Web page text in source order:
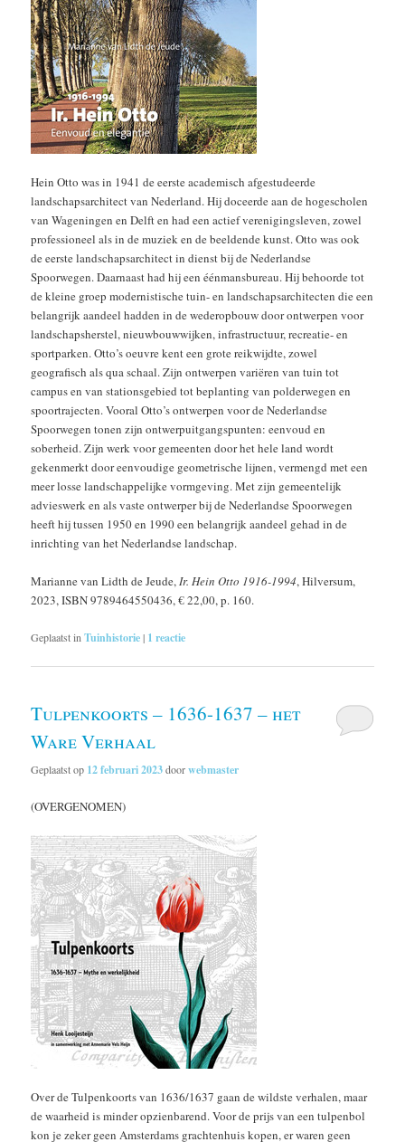
Hein Otto was in 1941 de eerste academisch afgestudeerde
landschapsarchitect van Nederland. Hij doceerde aan de hogescholen
van Wageningen en Delft en had een actief verenigingsleven, zowel
professioneel als in de muziek en de beeldende kunst. Otto was ook
de eerste landschapsarchitect in dienst bij de Nederlandse
Spoorwegen. Daarnaast had hij een éénmansbureau. Hij behoorde tot
de kleine groep modernistische tuin- en landschapsarchitecten die een
belangrijk aandeel hadden in de wederopbouw door ontwerpen voor
landschapsherstel, nieuwbouwwijken, infrastructuur, recreatie- en
sportparken. Otto’s oeuvre kent een grote reikwijdte, zowel
geografisch als qua schaal. Zijn ontwerpen variëren van tuin tot
campus en van stationsgebied tot beplanting van polderwegen en
spoortrajecten. Vooral Otto’s ontwerpen voor de Nederlandse
Spoorwegen tonen zijn ontwerpuitgangspunten: eenvoud en
soberheid. Zijn werk voor gemeenten door het hele land wordt
gekenmerkt door eenvoudige geometrische lijnen, vermengd met een
meer losse landschappelijke vormgeving. Met zijn gemeentelijk
advieswerk en als vaste ontwerper bij de Nederlandse Spoorwegen
heeft hij tussen 1950 en 1990 een belangrijk aandeel gehad in de
inrichting van het Nederlandse landschap.
Marianne van Lidth de Jeude,Ir. Hein Otto 1916-1994, Hilversum,
2023, ISBN 9789464550436,€ 22,00, p. 160.
Geplaatst inTuinhistorie| 1 reactie
Tulpenkoorts – 1636-1637 – het
Ware Verhaal
Geplaatst op 12 februari 2023doorwebmaster
(OVERGENOMEN)
Over de Tulpenkoorts van 1636/1637 gaan de wildste verhalen, maar
de waarheid is minder opzienbarend. Voor de prijs van een tulpenbol
kon je zeker geen Amsterdams grachtenhuis kopen, er waren geen